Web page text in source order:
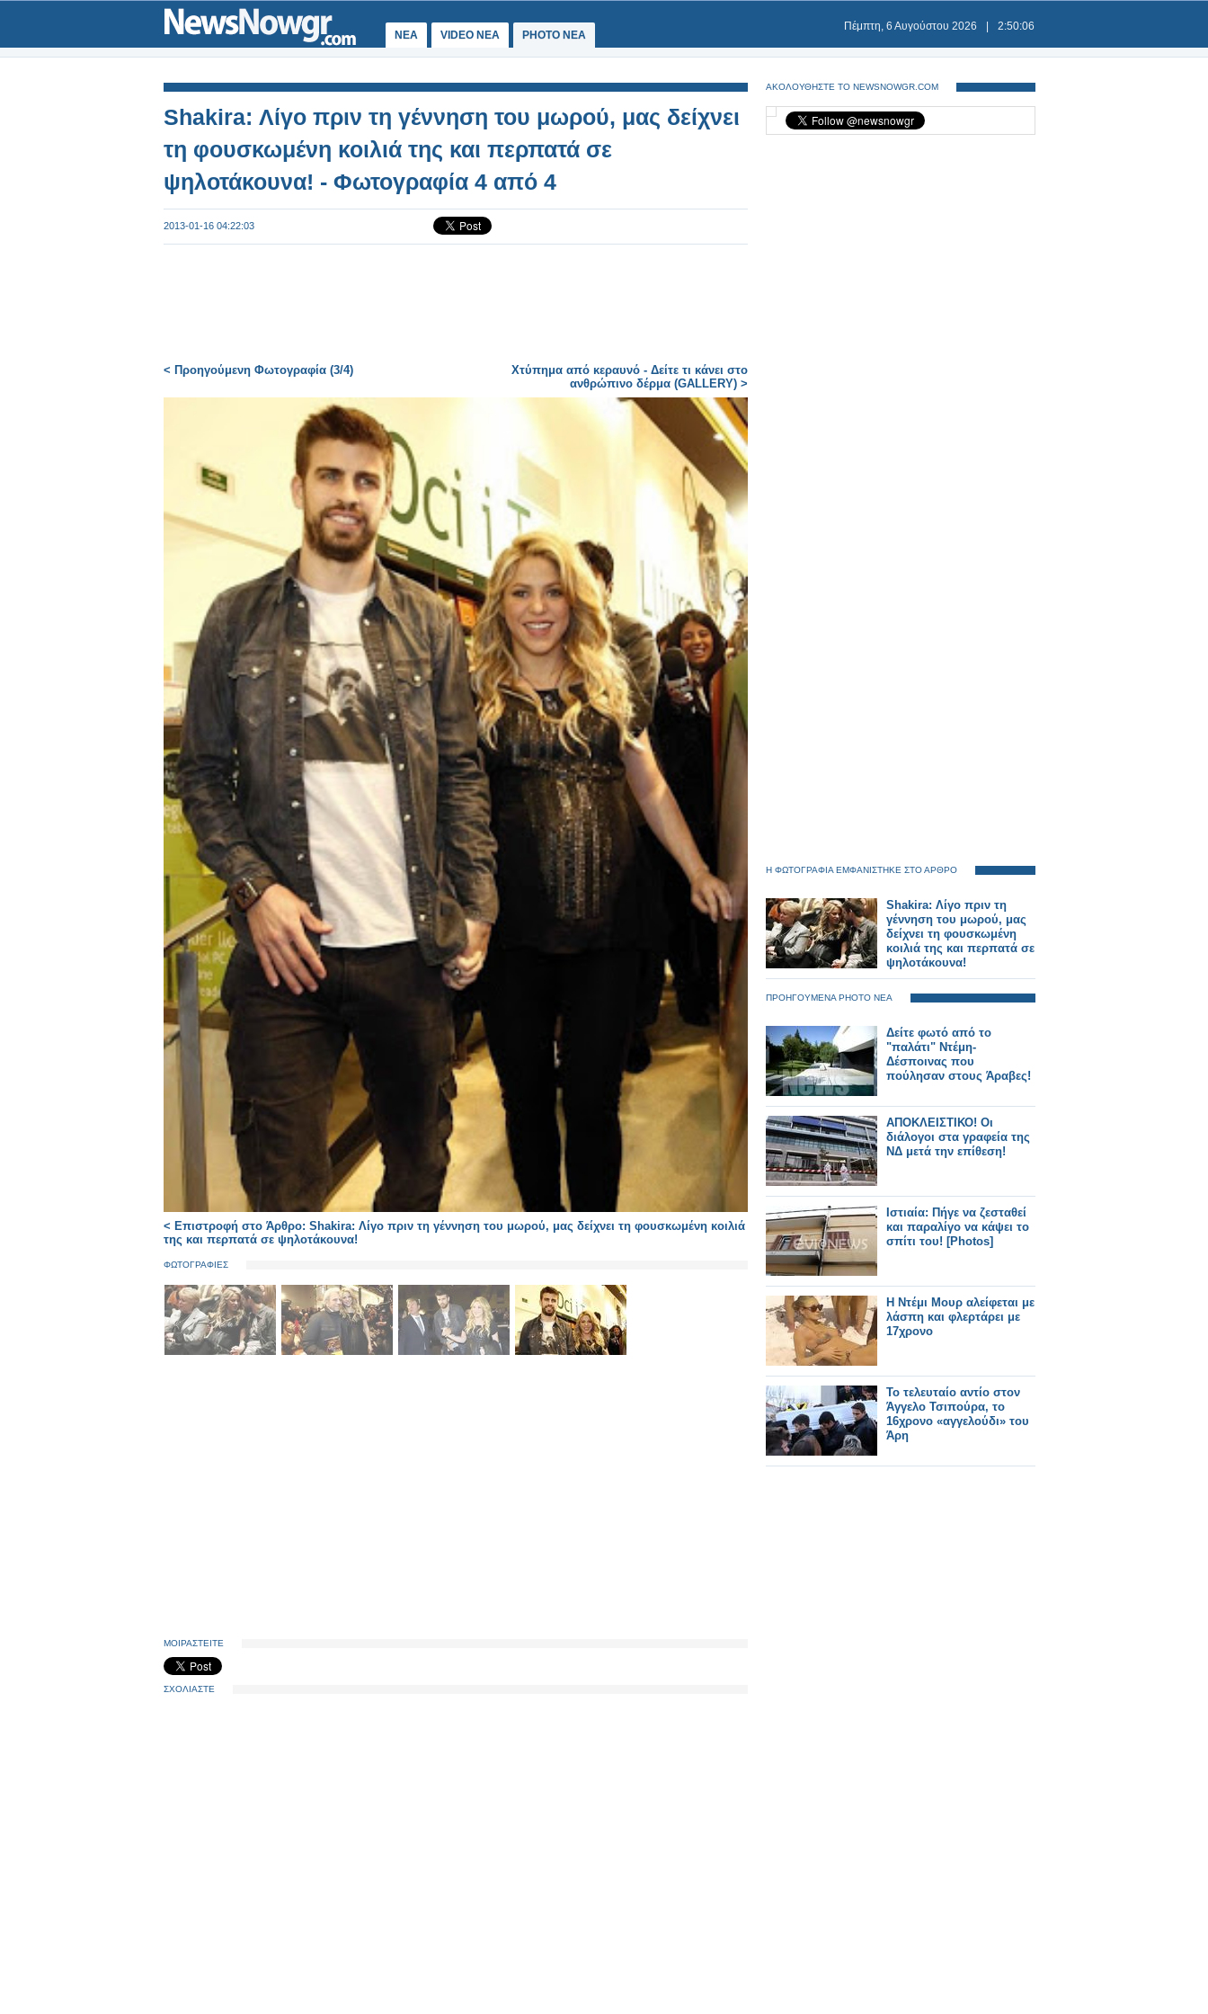
ΝΕΑ VIDEO NEA PHOTO NEA
Πέμπτη, 6 Αυγούστου 2026 2:50:07
Shakira: Λίγο πριν τη γέννηση του μωρού, μας δείχνει
τη φουσκωμένη κοιλιά της και περπατά σε
ψηλοτάκουνα! - Φωτογραφία 4 από 4
2013-01-16 04:22:03
< Προηγούμενη Φωτογραφία (3/4)
Xτύπημα από κεραυνό - Δείτε τι κάνει στο
ανθρώπινο δέρμα (GALLERY) >
< Επιστροφή στο Άρθρο: Shakira: Λίγο πριν τη γέννηση του μωρού, μας δείχνει τη φουσκωμένη κοιλιά
της και περπατά σε ψηλοτάκουνα!
ΦΩΤΟΓΡΑΦΙΕΣ
ΜΟΙΡΑΣΤΕΙΤΕ
ΣΧΟΛΙΑΣΤΕ
ΑΚΟΛΟΥΘΗΣΤΕ ΤΟ NEWSNOWGR.COM
Η ΦΩΤΟΓΡΑΦΙΑ ΕΜΦΑΝΙΣΤΗΚΕ ΣΤΟ ΑΡΘΡΟ
Shakira: Λίγο πριν τη
γέννηση του μωρού, μας
δείχνει τη φουσκωμένη
κοιλιά της και περπατά σε
ψηλοτάκουνα!
ΠΡΟΗΓΟΥΜΕΝΑ PHOTO ΝΕΑ
Δείτε φωτό από το
"παλάτι" Ντέμη-
Δέσποινας που
πούλησαν στους Άραβες!
ΑΠΟΚΛΕΙΣΤΙΚΟ! Οι
διάλογοι στα γραφεία της
ΝΔ μετά την επίθεση!
Ιστιαία: Πήγε να ζεσταθεί
και παραλίγο να κάψει το
σπίτι του! [Photos]
Η Ντέμι Μουρ αλείφεται με
λάσπη και φλερτάρει με
17χρονο
Το τελευταίο αντίο στον
Άγγελο Τσιπούρα, το
16χρονο «αγγελούδι» του
Άρη